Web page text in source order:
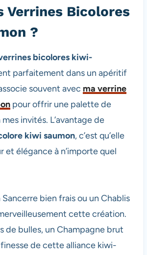
Verrines Bicolores
?
bicolores kiwi-
parfaitement dans un apéritif
souvent avec ma verrine
pour offrir une palette de
invités. L’avantage de
kiwi saumon, c’est qu’elle
et élégance à n’importe quel
bien frais ou un Chablis
cette création.
de bulles, un Champagne brut
de cette alliance kiwi-